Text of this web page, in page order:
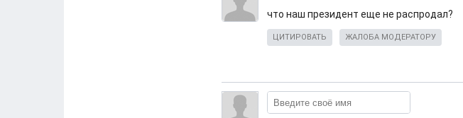
что наш президент еще не распродал?
ЦИТИРОВАТЬ ЖАЛОБА МОДЕРАТОРУ